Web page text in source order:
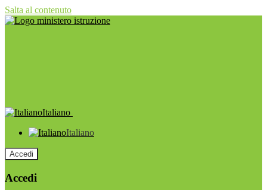
Salta al contenuto
Italiano
Italiano
Accedi
Accedi